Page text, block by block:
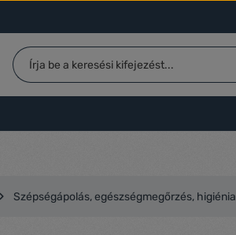
Szépségápolás, egészségmegőrzés, higiénia